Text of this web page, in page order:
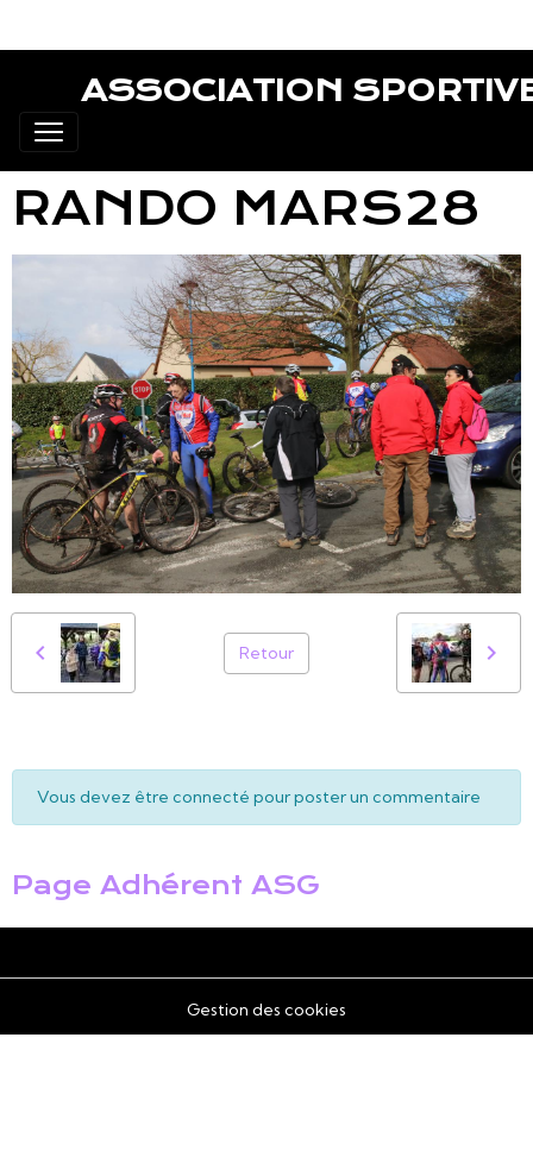
ASSOCIATION
RANDO MARS28
Retour
Vous devez être connecté pour poster un commentaire
Page Adhérent ASG
Gestion des cookies